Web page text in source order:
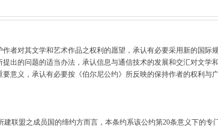
对其文学和艺术作品之权利的愿望，承认有必要采用新的国际
出的问题的适当办法，承认信息与通信技术的发展和交汇对文学
意义，承认有必要按《伯尔尼公约》所反映的保持作者的权利与
盟之成员国的缔约方而言，本条约系该公约第20条意义下的专